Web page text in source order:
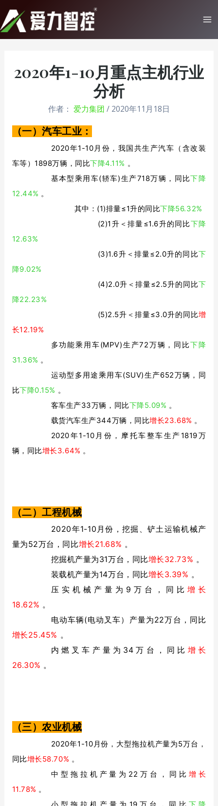
至
内
2020年1-10月重点主机行业
分析
作者： 爱力集团 / 2020年11月18日
（一）汽车工业：
2020年1-10月份，我国共生产汽车（含改装
车等）1898万辆，同比下降4.11% 。
基本型乘用车(轿车)生产718万辆，同比下降
12.44% 。
其中：(1)排量≤1升的同比下降56.32%
(2)1 升＜排量≤1.6升的同比下降
12.63%
(3)1.6升＜排量≤2.0升的同比下
降9.02%
(4)2.0升＜排量≤2.5升的同比下
降22.23%
(5)2.5升＜排量≤3.0升的同比增
长12.19%
多功能乘用车(MPV)生产72万辆，同比下降
31.36% 。
运动型多用途乘用车(SUV)生产652万辆，同
比下降0.15% 。
客车生产33万辆，同比下降5.09% 。
载货汽车生产344万辆，同比增长23.68% 。
2020年1-10月份，摩托车整车生产1819万
辆，同比增长3.64% 。
（二）工程机械
2020年1-10月份，挖掘、铲土运输机械产
量为52万台，同比增长21.68% 。
挖掘机产量为31万台，同比增长32.73% 。
装载机产量为14万台，同比增长3.39% 。
压实机械产量为9万台，同比 增长
18.62% 。
电动车辆(电动叉车）产量为22万台，同比
增长25.45% 。
内燃叉车产量为34万台，同比 增长
26.30% 。
（三）农业机械
2020年1-10月份，大型拖拉机产量为5万台，
同比增长58.70% 。
中型拖拉机产量为22万台，同比 增长
11.78% 。